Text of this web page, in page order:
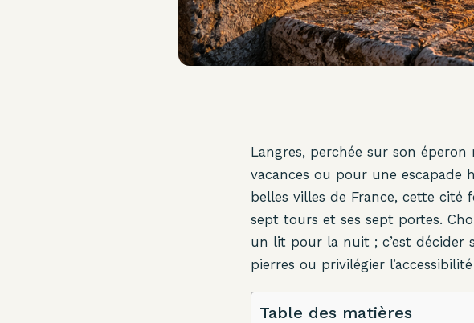
Langres, perchée sur son
vacances ou pour une escapade
belles villes de France, cette
sept tours et ses sept portes.
un lit pour la nuit ; c’est décider
pierres ou privilégier
Table des matières